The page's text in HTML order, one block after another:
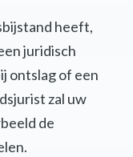
heeft,
juridisch
ontslag of een
zal uw
de